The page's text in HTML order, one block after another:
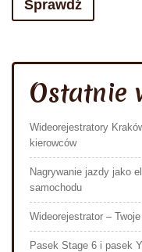
Sprawdź
Ostatnie
Wideorejestratory
kierowców
Nagrywanie jazdy jako
samochodu
Wideorejestrator –
Pasek Stage 6 i pasek